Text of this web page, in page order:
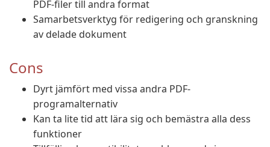
PDF-filer till andra format
Samarbetsverktyg för redigering och granskning
av delade dokument
Cons
Dyrt jämfört med vissa andra PDF-
programalternativ
Kan ta lite tid att lära sig och bemästra alla dess
funktioner